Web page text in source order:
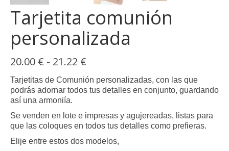
Tarjetita comunión
personalizada
20.00 € - 21.22 €
precios:
desde
hasta
21.22 €
Tarjetitas de Comunión personalizadas, con las que
podrás adornar todos tus detalles en conjunto, guardando
así una armoniía.
Se venden en lote e impresas y agujereadas, listas para
que las coloques en todos tus detalles como prefieras.
Elije entre estos dos modelos,